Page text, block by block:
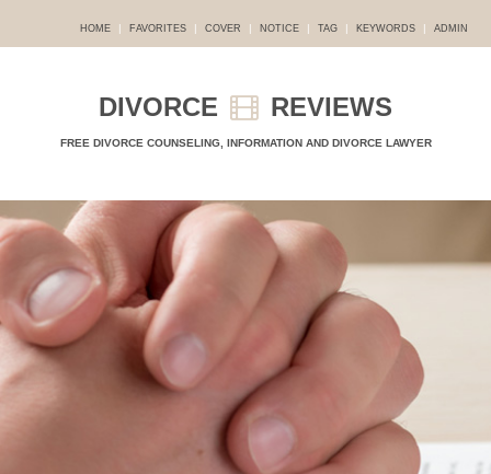
HOME | FAVORITES | COVER | NOTICE | TAG | KEYWORDS | ADMIN
DIVORCE REVIEWS
FREE DIVORCE COUNSELING, INFORMATION AND DIVORCE LAWYER